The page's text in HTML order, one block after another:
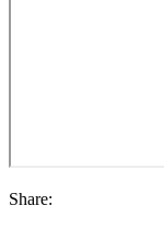
Share: